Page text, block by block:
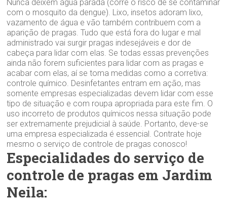
Nunca deixem água parada (corre o risco de se contaminar
com o mosquito da dengue). Lixo, insetos adoram lixo,
vazamento de água e vão também contribuem com a
aparição de pragas. Tudo que está fora do lugar e mal
administrado vai surgir pragas indesejáveis e dor de
cabeça para lidar com elas. Se todas essas prevenções
ainda não forem suficientes para lidar com as pragas e
acabar com elas, aí se toma medidas como a corretiva:
controle químico. Desinfetantes entram em ação, mas
somente empresas especializadas devem lidar com esse
tipo de situação e com roupa apropriada para este fim. O
uso incorreto de produtos químicos nessa situação pode
ser extremamente prejudicial à saúde. Portanto, deve-se
uma empresa especializada é essencial. Contrate hoje
mesmo o serviço de controle de pragas conosco!
Especialidades do serviço de
controle de pragas em Jardim
Neila: